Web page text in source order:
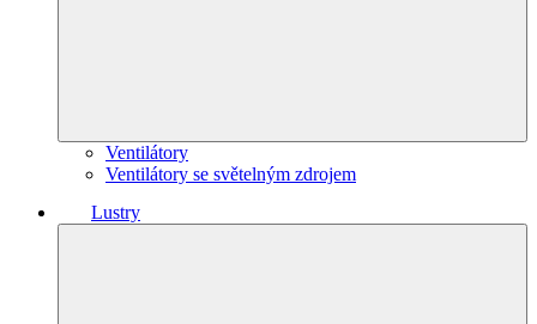
Ventilátory
Ventilátory se světelným zdrojem
Lustry